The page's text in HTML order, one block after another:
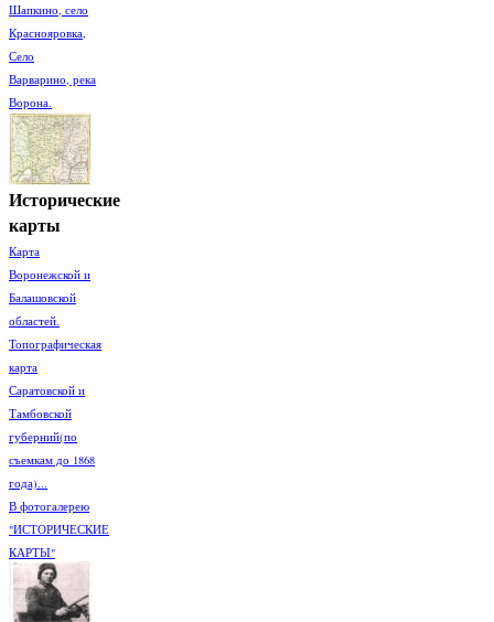
Шапкино, село
Краснояровка,
Село
Варварино, река
Ворона.
Исторические
карты
Карта
Воронежской и
Балашовской
областей.
Топографическая
карта
Саратовской и
Тамбовской
губерний(по
съемкам до 1868
года)...
В фотогалерею
"ИСТОРИЧЕСКИЕ
КАРТЫ"